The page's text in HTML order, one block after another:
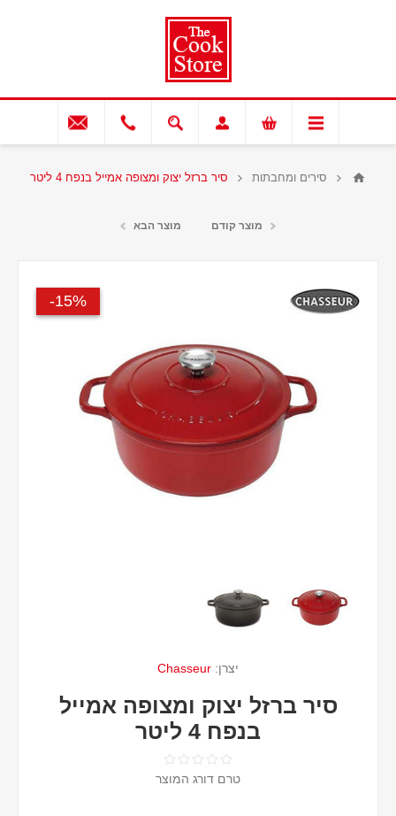
סירים ומחבתות סיר ברזל יצוק ומצופה אמייל בנפח 4 ליטר
מוצר קודם מוצר הבא
15%-
יצרן: Chasseur
סיר ברזל יצוק ומצופה אמייל
בנפח 4 ליטר
טרם דורג המוצר